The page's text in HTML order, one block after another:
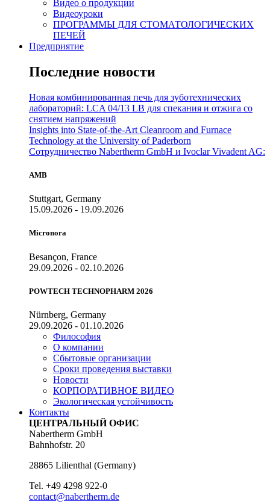
Видео о продукции
Видеоуроки
ПРОГРАММЫ ДЛЯ СТОМАТОЛОГИЧЕСКИХ
ПЕЧЕЙ
Предприятие
Последние новости
Новая комбинированная печь для зуботехнических
лабораторий: LCA 04/13 LB для спекания и отжига со
снятием напряжений
Insights into State-of-the-Art Cleanroom and Furnace
Technology at the University of Paderborn
Сотрудничество Nabertherm GmbH и Ivoclar Vivadent AG:
AMB
Stuttgart, Germany
15.09.2026 - 19.09.2026
Micronora
Besançon, France
29.09.2026 - 02.10.2026
POWTECH TECHNOPHARM 2026
Nürnberg, Germany
29.09.2026 - 01.10.2026
Философия
О компании
Сбытовые организации
Сроки проведения выставки
Новости
КОРПОРАТИВНОЕ ВИДЕО
Экологическая устойчивость
Контакты
ЦЕНТРАЛЬНЫЙ ОФИС
Nabertherm GmbH
Bahnhofstr. 20
28865 Lilienthal (Germany)
Tel. +49 4298 922-0
contact@nabertherm.de